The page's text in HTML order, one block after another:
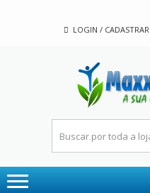
LOGIN / CADASTRAR